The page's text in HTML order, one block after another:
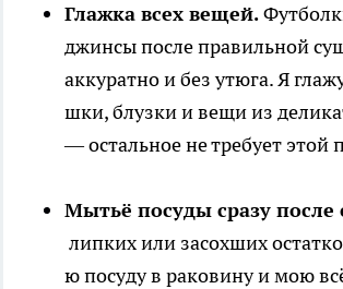
Глажка всех вещей.
джинсы после правильной
аккуратно и без утюга. Я
шки, блузки и вещи из
— остальное не требует этой
Мытьё посуды сразу после
липких или засохших
ю посуду в раковину и мою